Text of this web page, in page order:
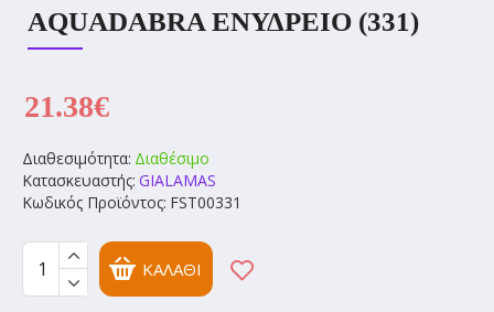
AQUADABRA ΕΝΥΔΡΕΙΟ (331)
Διαθεσιμότητα: Διαθέσιμο
Κατασκευαστής: GIALAMAS
Κωδικός Προϊόντος: FST00331
21.38€
ΚΑΛΆΘΙ